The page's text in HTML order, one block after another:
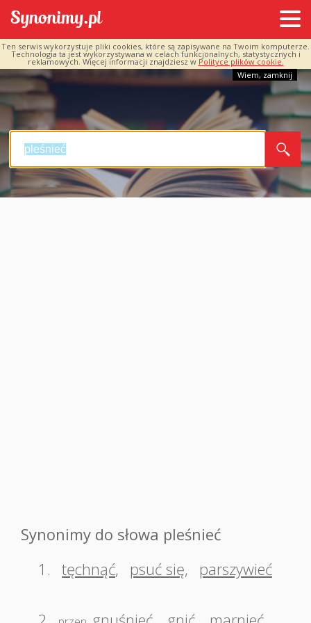
Ten serwis wykorzystuje pliki cookies, które są zapisywane na Twoim komputerze.
Technologia ta jest wykorzystywana w celach funkcjonalnych, statystycznych i
reklamowych. Więcej informacji znajdziesz w Polityce plików cookie.
Wiem, zamknij
Synonimy do słowa pleśnieć
1. tęchnąć, psuć się, parszywieć